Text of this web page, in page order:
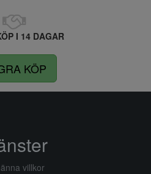
I 14 DAGAR
KÖP
villkor